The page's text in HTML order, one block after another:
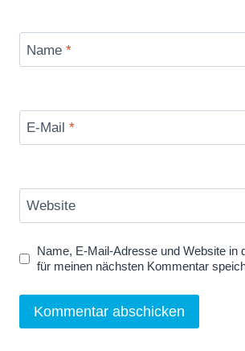
Name *
E-Mail *
Website
Name, E-Mail-Adresse und Website in
für meinen nächsten Kommentar